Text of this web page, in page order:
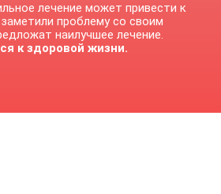
лечение может привести к
проблему со своим
наилучшее лечение.
к здоровой жизни.